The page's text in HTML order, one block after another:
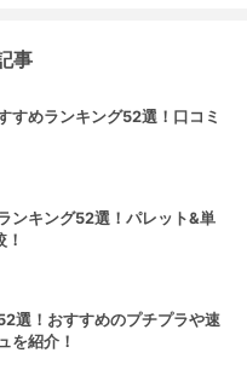
事
すめランキング52選！口コミ
ンキング52選！パレット&単
選！おすすめのプチプラや速
を紹介！